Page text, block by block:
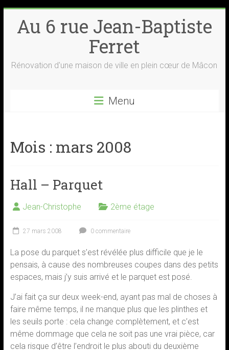
content
Au 6 rue Jean-Baptiste
Ferret
Rénovation d'une maison de ville en plein cœur de Mâcon
Menu
Mois : mars 2008
Hall – Parquet
Jean-Christophe 2ème étage
27 mars 2008 0 commentaire
La pose du parquet s’est révélée plus difficile que je le
pensais, à cause des nombreuses coupes dans des petits
espaces, mais j’y suis arrivé et le parquet est posé.
J’ai fait ça sur deux week-end, ayant pas mal de choses à
faire même temps, il ne manque plus que les plinthes et
les seuils porte : cela change complètement, et c’est
même dommage que cela ne soit pas une vrai pièce, car
cela risque d’être l’endroit le plus abouti du deuxième